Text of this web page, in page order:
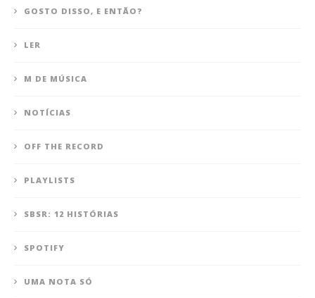
GOSTO DISSO, E ENTÃO?
LER
M DE MÚSICA
NOTÍCIAS
OFF THE RECORD
PLAYLISTS
SBSR: 12 HISTÓRIAS
SPOTIFY
UMA NOTA SÓ